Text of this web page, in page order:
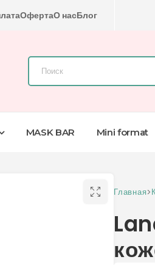
ОфертаО насБлог
MASK BAR Mini format
Главная>